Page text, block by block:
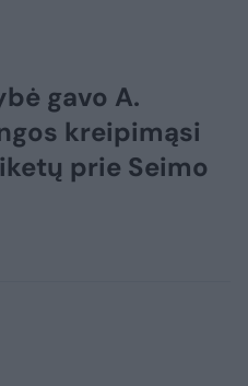
gavo A.
kreipimąsi
prie Seimo